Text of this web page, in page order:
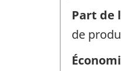
Part de
de